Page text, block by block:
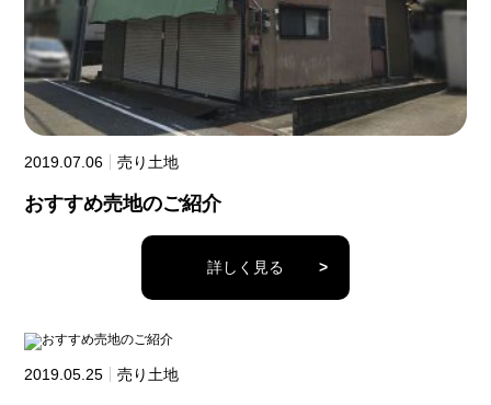
2019.07.06 売り土地
おすすめ売地のご紹介
詳しく見る >
2019.05.25 売り土地